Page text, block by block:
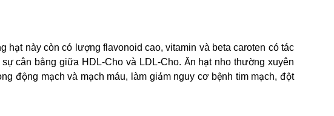
hạt này còn có lượng flavonoid cao, vitamin và beta caroten có tác
cân bằng giữa HDL-Cho và LDL-Cho. Ăn hạt nho thường xuyên
động mạch và mạch máu, làm giảm nguy cơ bệnh tim mạch, đột